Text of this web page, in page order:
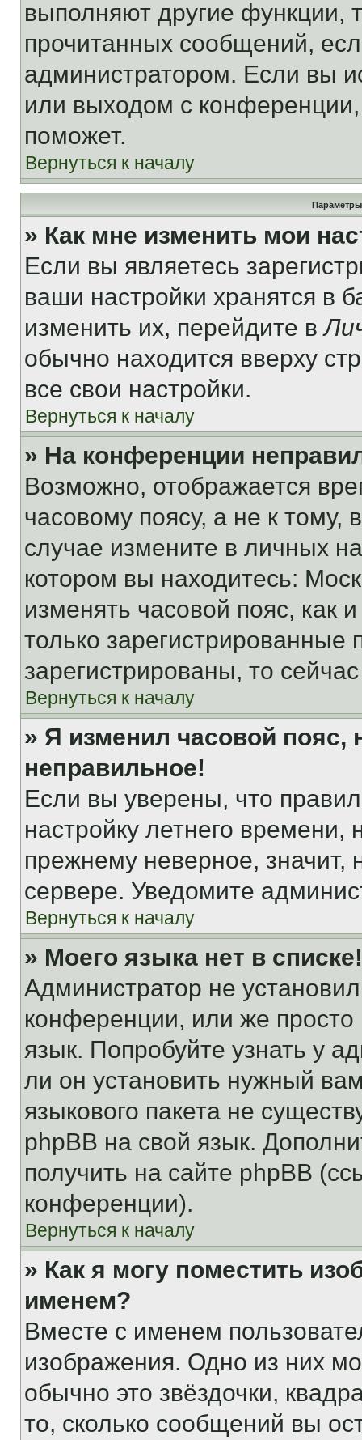
выполняют другие функции,
прочитанных сообщений,
администратором. Если вы
или выходом с
поможет.
Вернуться к началу
Параметры
» Как мне изменить мои
Если вы являетесь
ваши настройки хранятся в
изменить их, перейдите в
обычно находится вверху
все свои настройки.
Вернуться к началу
» На конференции
Возможно, отображается
часовому поясу, а не к тому,
случае измените в личных
котором вы находитесь:
изменять часовой пояс, как
только
зарегистрированы, то
Вернуться к началу
» Я изменил часовой пояс,
неправильное!
Если вы уверены, что
настройку летнего
прежнему неверное, значит,
сервере. Уведомите
Вернуться к началу
» Моего языка нет в списке!
Администратор не
конференции, или же
язык. Попробуйте узнать у
ли он установить нужный
языкового пакета не
phpBB на свой язык.
получить на сайте phpBB
конференции).
Вернуться к началу
» Как я могу поместить
именем?
Вместе с именем
изображения. Одно из них
обычно это звёздочки,
то, сколько сообщений вы